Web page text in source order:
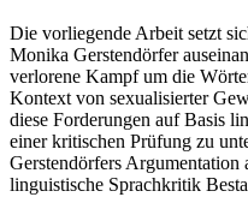
Die vorliegende Arbeit setzt
Monika Gerstendörfer
verlorene Kampf um die
Kontext von sexualisierter
diese Forderungen auf Basis
einer kritischen Prüfung zu
Gerstendörfers
linguistische Sprachkritik